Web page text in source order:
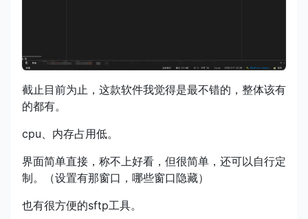
截止目前为止，这款软件我觉得是最不错的，整体该有
的都有。
cpu、内存占用低。
界面简单直接，称不上好看，但很简单，还可以自行定
制。（设置有那窗口，哪些窗口隐藏）
也有很方便的sftp工具。